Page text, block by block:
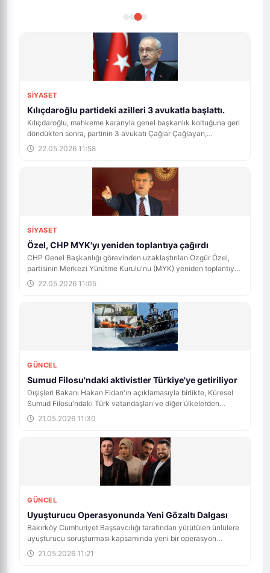
SİYASET
Kılıçdaroğlu partideki azilleri 3 avukatla başlattı.
Kılıçdaroğlu, mahkeme kararıyla genel başkanlık koltuğuna geri
döndükten sonra, partinin 3 avukatı Çağlar Çağlayan,
Mehmetcan Keysan ve Hazar Kardaş'ı görevden aldı. Bu karar,
bir dönemin başlangıcını simgeleyen bu adım, parti içi
22.05.2026 11:58
SİYASET
Özel, CHP MYK'yı yeniden toplantıya çağırdı
CHP Genel Başkanlığı görevinden uzaklaştırılan Özgür Özel,
partisinin Merkezi Yürütme Kurulu'nu (MYK) yeniden toplantıya
çağırdı.22.05.2026 11:05
GÜNCEL
Sumud Filosu'ndaki aktivistler Türkiye'ye getiriliyor
Dışişleri Bakanı Hakan Fidan'ın açıklamasıyla birlikte, Küresel
Sumud Filosu'ndaki Türk vatandaşları ve diğer ülkelerden
katılımcılar, özel uçak seferleriyle Türkiye'ye getiriliyor. Türk
21.05.2026 11:30
GÜNCEL
Uyuşturucu Operasyonunda Yeni Gözaltı Dalgası
Bakırköy Cumhuriyet Başsavcılığı tarafından yürütülen ünlülere
uyuşturucu soruşturması kapsamında yeni bir operasyon
gerçekleştirildi. 25 kişi için gözaltı kararı verildi Operasyon
21.05.2026 11:21